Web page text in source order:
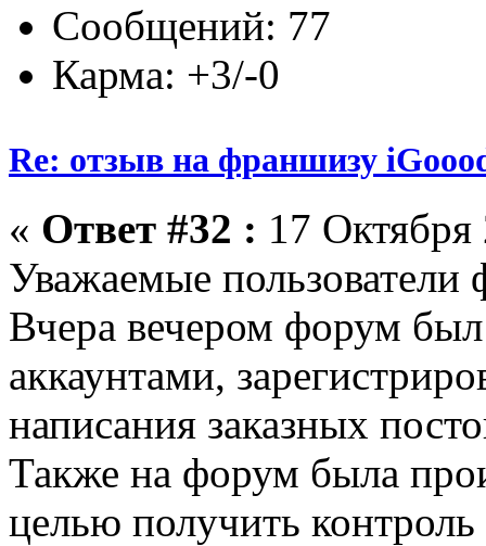
Сообщений: 77
Карма: +3/-0
Re: отзыв на франшизу
« Ответ #32 : 17
Уважаемые
Вчера вечером форум был
аккаунтами,
написания заказных
Также на форум была
целью получить